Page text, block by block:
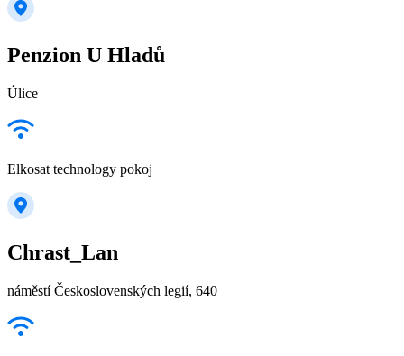
Penzion U Hladů
Úlice
Elkosat technology pokoj
Chrast_Lan
náměstí Československých legií, 640